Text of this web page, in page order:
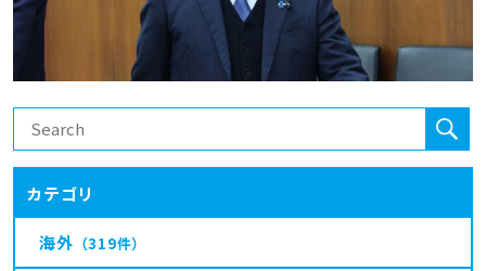
カテゴリ
海外 （319件）